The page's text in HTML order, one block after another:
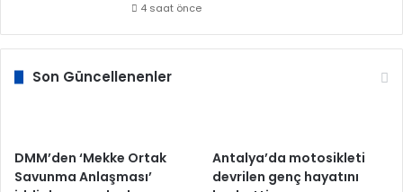
4 saat önce
Son Güncellenenler
DMM’den ‘Mekke Ortak
Savunma Anlaşması’
Antalya’da motosikleti
devrilen genç hayatını